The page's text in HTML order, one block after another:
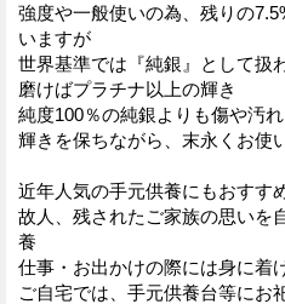
強度や一般使いの為、残りの
いますが
世界基準では『純銀』として扱
磨けばプラチナ以上の輝き
純度100％の純銀よりも傷や汚れ
輝きを保ちながら、末永くお使
近年人気の手元供養にもおすすめ
故人、残されたご家族の思いを
養
仕事・お出かけの際には身に着
ご自宅では、手元供養台等にお